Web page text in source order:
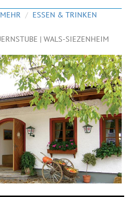
ESSEN & TRINKEN
| WALS-SIEZENHEIM